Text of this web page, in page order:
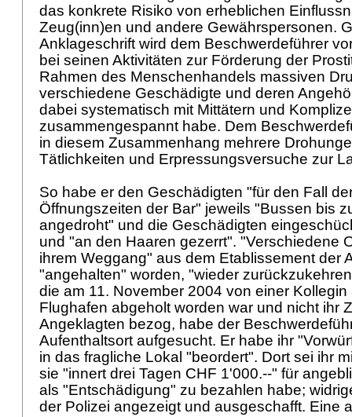
das konkrete Risiko von erheblichen
Zeug(inn)en und andere Gewährspersonen.
Anklageschrift wird dem Beschwerdeführer
bei seinen Aktivitäten zur Förderung der
Rahmen des Menschenhandels massiven
verschiedene Geschädigte und deren
dabei systematisch mit Mittätern und
zusammengespannt habe. Dem
in diesem Zusammenhang mehrere
Tätlichkeiten und Erpressungsversuche zur
So habe er den Geschädigten "für den Fall
Öffnungszeiten der Bar" jeweils "Bussen bis
angedroht" und die Geschädigten
und "an den Haaren gezerrt". "Verschiedene
ihrem Weggang" aus dem Etablissement der
"angehalten" worden, "wieder
die am 11. November 2004 von einer Kollegin
Flughafen abgeholt worden war und nicht ihr
Angeklagten bezog, habe der
Aufenthaltsort aufgesucht. Er habe ihr
in das fragliche Lokal "beordert". Dort sei ihr
sie "innert drei Tagen CHF 1'000.--" für
als "Entschädigung" zu bezahlen habe;
der Polizei angezeigt und ausgeschafft. Eine